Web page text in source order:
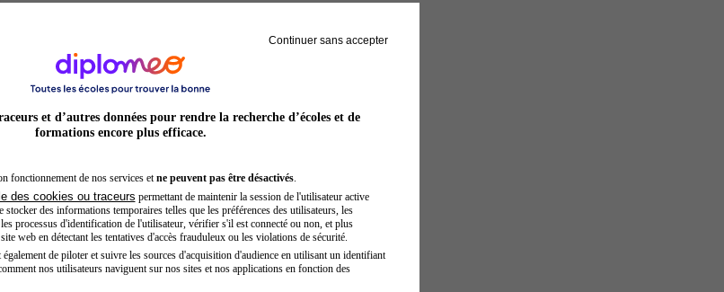
Inspecteur de police
Continuer sans accepter
et d’autres données pour rendre la recherche d’écoles et de
formations encore plus efficace.
fonctionnement de nos services et ne peuvent pas être désactivés.
des cookies ou traceurs permettant de maintenir la session de l'utilisateur active
stocker des informations temporaires telles que les préférences des utilisateurs, les
processus d'identification de l'utilisateur, vérifier s'il est connecté ou non, et plus
web en détectant les tentatives d'accès frauduleux ou les violations de sécurité.
de piloter et suivre les sources d'acquisition d'audience en utilisant un identifiant
nos utilisateurs naviguent sur nos sites et nos applications en fonction des